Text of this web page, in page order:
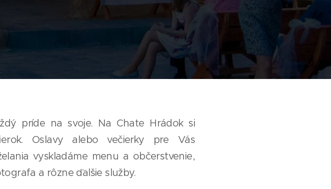
príde na svoje. Na Chate Hrádok si
Oslavy alebo večierky pre Vás
vyskladáme menu a občerstvenie,
a rôzne ďalšie služby.